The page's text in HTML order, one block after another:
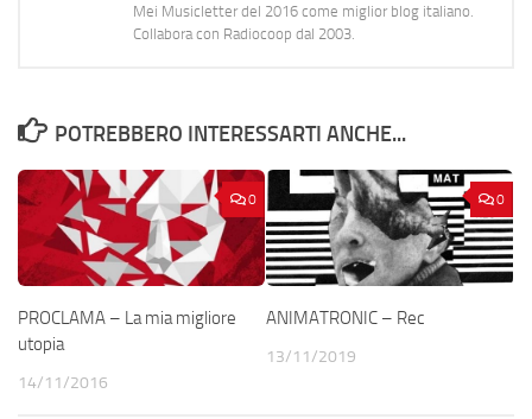
Mei Musicletter del 2016 come miglior blog italiano.
Collabora con Radiocoop dal 2003.
POTREBBERO INTERESSARTI ANCHE...
0
PROCLAMA – La mia migliore
utopia
14/11/2016
0
ANIMATRONIC – Rec
13/11/2019